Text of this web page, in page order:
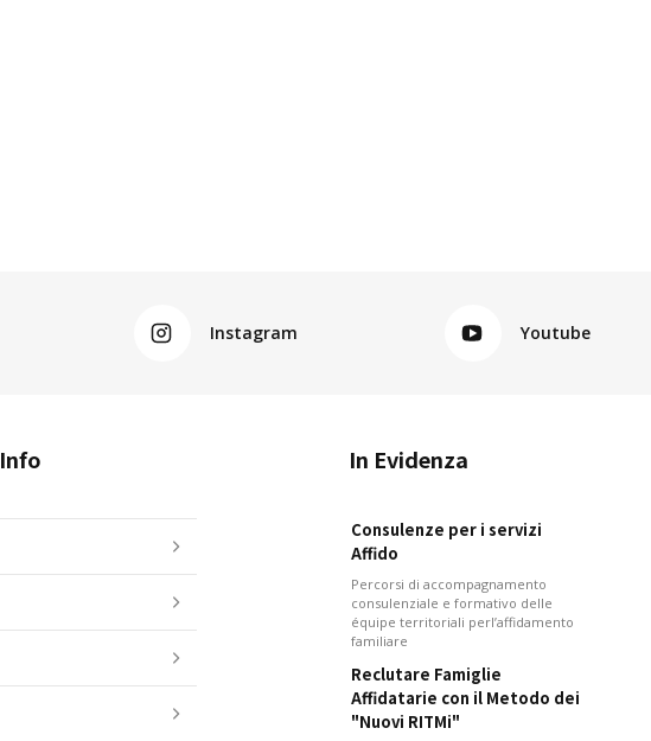
Instagram Youtube
Info In Evidenza
Consulenze per i servizi
Affido
Percorsi di accompagnamento
consulenziale e formativo delle
équipe territoriali perl’affidamento
familiare
Reclutare Famiglie
Affidatarie con il Metodo dei
"Nuovi RITMi"